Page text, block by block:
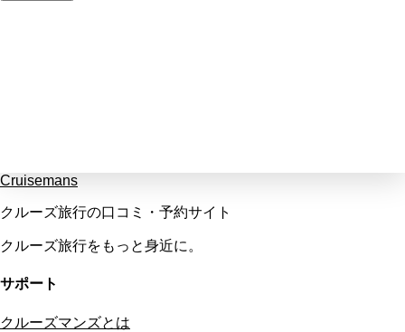
Cruisemans
クルーズ旅行の口コミ・予約サイト
クルーズ旅行をもっと身近に。
サポート
クルーズマンズとは